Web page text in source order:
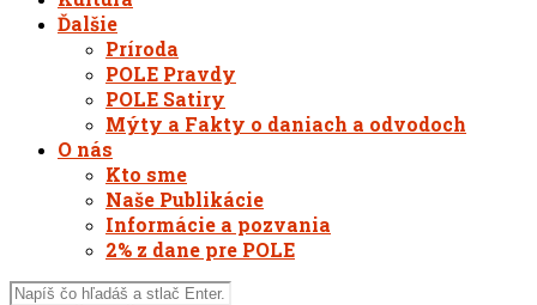
Ďalšie
Príroda
POLE Pravdy
POLE Satiry
Mýty a Fakty o daniach a odvodoch
O nás
Kto sme
Naše Publikácie
Informácie a pozvania
2% z dane pre POLE